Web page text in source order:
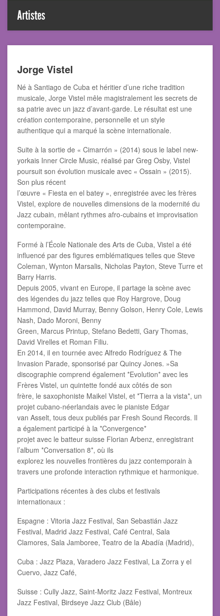
Artistes
Jorge Vistel
Né à Santiago de Cuba et héritier d’une riche tradition
musicale, Jorge Vistel mêle magistralement les secrets de
sa patrie avec un jazz d’avant-garde. Le résultat est une
création contemporaine, personnelle et un style
authentique qui a marqué la scène internationale.
Suite à la sortie de « Cimarrón » (2014) sous le label new-
yorkais Inner Circle Music, réalisé par Greg Osby, Vistel
poursuit son évolution musicale avec « Ossain » (2015).
Son plus récent
l’œuvre « Fiesta en el batey », enregistrée avec les frères
Vistel, explore de nouvelles dimensions de la modernité du
Jazz cubain, mêlant rythmes afro-cubains et improvisation
contemporaine.
Formé à l’École Nationale des Arts de Cuba, Vistel a été
influencé par des figures emblématiques telles que Steve
Coleman, Wynton Marsalis, Nicholas Payton, Steve Turre et
Barry Harris.
Depuis 2005, vivant en Europe, il partage la scène avec
des légendes du jazz telles que Roy Hargrove, Doug
Hammond, David Murray, Benny Golson, Henry Cole, Lewis
Nash, Dado Moroni, Benny
Green, Marcus Printup, Stefano Bedetti, Gary Thomas,
David Virelles et Roman Filiu.
En 2014, il en tournée avec Alfredo Rodríguez & The
Invasion Parade, sponsorisé par Quincy Jones. »Sa
discographie comprend également *Evolution* avec les
Frères Vistel, un quintette fondé aux côtés de son
frère, le saxophoniste Maikel Vistel, et *Tierra a la vista*, un
projet cubano-néerlandais avec le pianiste Edgar
van Asselt, tous deux publiés par Fresh Sound Records. Il
a également participé à la *Convergence*
projet avec le batteur suisse Florian Arbenz, enregistrant
l’album *Conversation 8*, où ils
explorez les nouvelles frontières du jazz contemporain à
travers une profonde interaction rythmique et harmonique.
Participations récentes à des clubs et festivals
internationaux :
Espagne : Vitoria Jazz Festival, San Sebastián Jazz
Festival, Madrid Jazz Festival, Café Central, Sala
Clamores, Sala Jamboree, Teatro de la Abadía (Madrid),
Cuba : Jazz Plaza, Varadero Jazz Festival, La Zorra y el
Cuervo, Jazz Café,
Suisse : Cully Jazz, Saint-Moritz Jazz Festival, Montreux
Jazz Festival, Birdseye Jazz Club (Bâle)